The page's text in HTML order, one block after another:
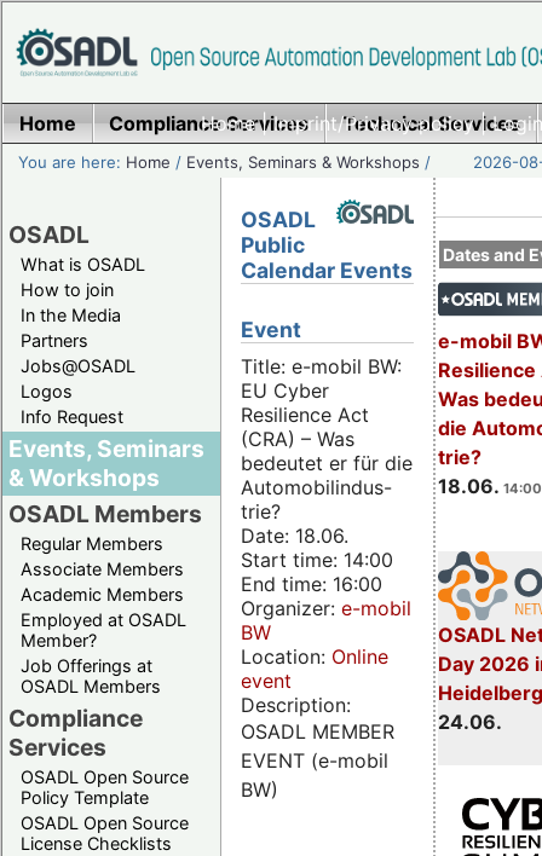
Home|Imprint/Privacy policy|
Home Compliance Services Technical Services
You are here: Home / Events, Seminars & Workshops / 2026-
OSADL
What is OSADL
How to join
In the Media
Partners
Jobs@OSADL
Logos
Info Request
Events, Seminars
& Workshops
OSADL Members
Regular Members
Associate Members
Academic Members
Employed at OSADL
Member?
Job Offerings at
OSADL Members
Compliance
Services
OSADL Open Source
Policy Template
OSADL Open Source
License Checklists
Dates and
e-mobil
Resilience
Was
die
trie?
18.06.
OSADL
Day 2026
24.06.
OSADL
Public
Calendar Events
Event
Title: e-mobil BW:
EU Cyber
Resilience Act
(CRA) – Was
bedeutet er für die
Automobilindus-
trie?
Date: 18.06.
Start time: 14:00
End time: 16:00
Organizer: e-mobil
BW
Location: Online
event
Description:
OSADL MEMBER
EVENT (e-mobil
BW)